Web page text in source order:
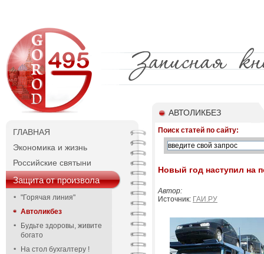
ГЛАВНАЯ
Экономика и жизнь
Российские святыни
Защита от произвола
"Горячая линия"
Автоликбез
Будьте здоровы, живите
богато
На стол бухгалтеру !
АВТОЛИКБЕЗ
Поиск статей по сайту:
Новый год наступил на
Автор:
Источник: ГАИ.РУ